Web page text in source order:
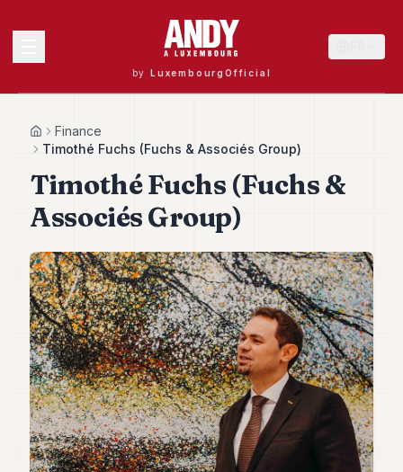
by LuxembourgOfficial
Andy
40
39
Andy
38
Andy
37
Andy
36
Andy
35
Andy
34
Andy
33
HomeFinance
Timothé Fuchs (Fuchs & Associés Group)
Timothé Fuchs (Fuchs &
Associés Group)